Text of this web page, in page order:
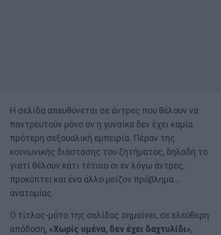
Η σελίδα απευθύνεται σε άντρες που θέλουν να
παντρευτούν μόνο αν η γυναίκα δεν έχει καμία
πρότερη σεξουαλική εμπειρία. Πέραν της
κοινωνικής διάστασης του ζητήματος, δηλαδή το
γιατί θέλουν κάτι τέτοιο οι εν λόγω άντρες,
προκύπτει και ένα άλλο μείζον πρόβλημα...
ανατομίας.
Ο τίτλος-μότο της σελίδας σημαίνει, σε ελεύθερη
απόδοση, «Χωρίς υμένα, δεν έχει δαχτυλίδι»,